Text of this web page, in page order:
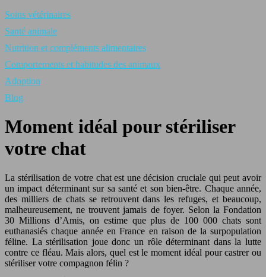
Soins vétérinaires
Santé animale
Nutrition et compléments alimentaires
Comportements et habitudes des animaux
Adoption
Blog
Moment idéal pour stériliser
votre chat
La stérilisation de votre chat est une décision cruciale qui peut avoir
un impact déterminant sur sa santé et son bien-être. Chaque année,
des milliers de chats se retrouvent dans les refuges, et beaucoup,
malheureusement, ne trouvent jamais de foyer. Selon la Fondation
30 Millions d’Amis, on estime que plus de 100 000 chats sont
euthanasiés chaque année en France en raison de la surpopulation
féline. La stérilisation joue donc un rôle déterminant dans la lutte
contre ce fléau. Mais alors, quel est le moment idéal pour castrer ou
stériliser votre compagnon félin ?